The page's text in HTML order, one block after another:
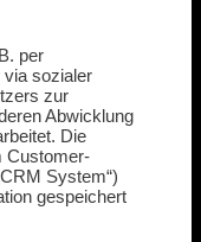
per
via sozialer
zur
Abwicklung
Die
Customer-
System“)
gespeichert